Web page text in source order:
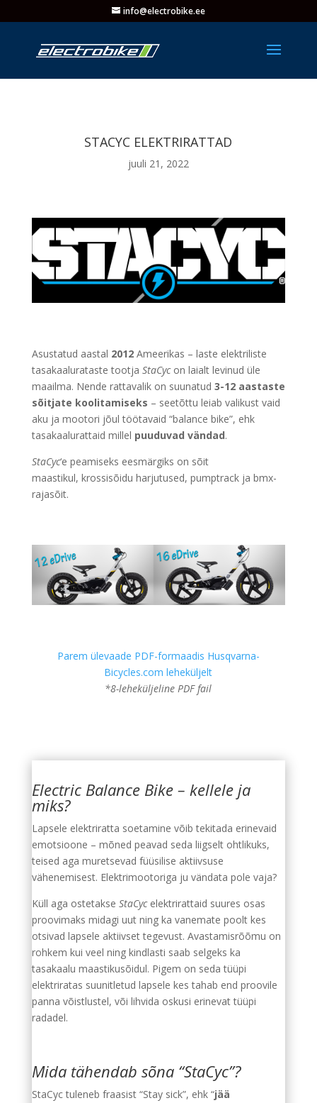
info@electrobike.ee
STACYC ELEKTRIRATTAD
juuli 21, 2022
Asustatud aastal 2012Ameerikas – laste elektriliste
tasakaalurataste tootja StaCyc on laialt levinud üle
maailma. Nende rattavalik on suunatud 3-12 aastaste
sõitjate koolitamiseks – seetõttu leiab valikust vaid
aku ja mootori jõul töötavaid “balance bike”, ehk
tasakaalurattaid millel puuduvad vändad.
StaCyc‘e peamiseks eesmärgiks on sõit
maastikul, krossisõidu harjutused, pumptrack ja bmx-
rajasõit.
Parem ülevaade PDF-formaadis Husqvarna-
Bicycles.com leheküljelt
*8-leheküljeline PDF fail
Electric Balance Bike – kellele ja
miks?
Lapsele elektriratta soetamine võib tekitada erinevaid
emotsioone – mõned peavad seda liigselt ohtlikuks,
teised aga muretsevad füüsilise aktiivsuse
vähenemisest. Elektrimootoriga ju vändata pole vaja?
Küll aga ostetakse StaCyc elektrirattaid suures osas
proovimaks midagi uut ning ka vanemate poolt kes
otsivad lapsele aktiivset tegevust. Avastamisrõõmu on
rohkem kui veel ning kindlasti saab selgeks ka
tasakaalu maastikusõidul. Pigem on seda tüüpi
elektriratas suunitletud lapsele kes tahab end proovile
panna võistlustel, või lihvida oskusi erinevat tüüpi
radadel.
Mida tähendab sõna “StaCyc”?
StaCyc tuleneb fraasist “Stay sick”, ehk “jää